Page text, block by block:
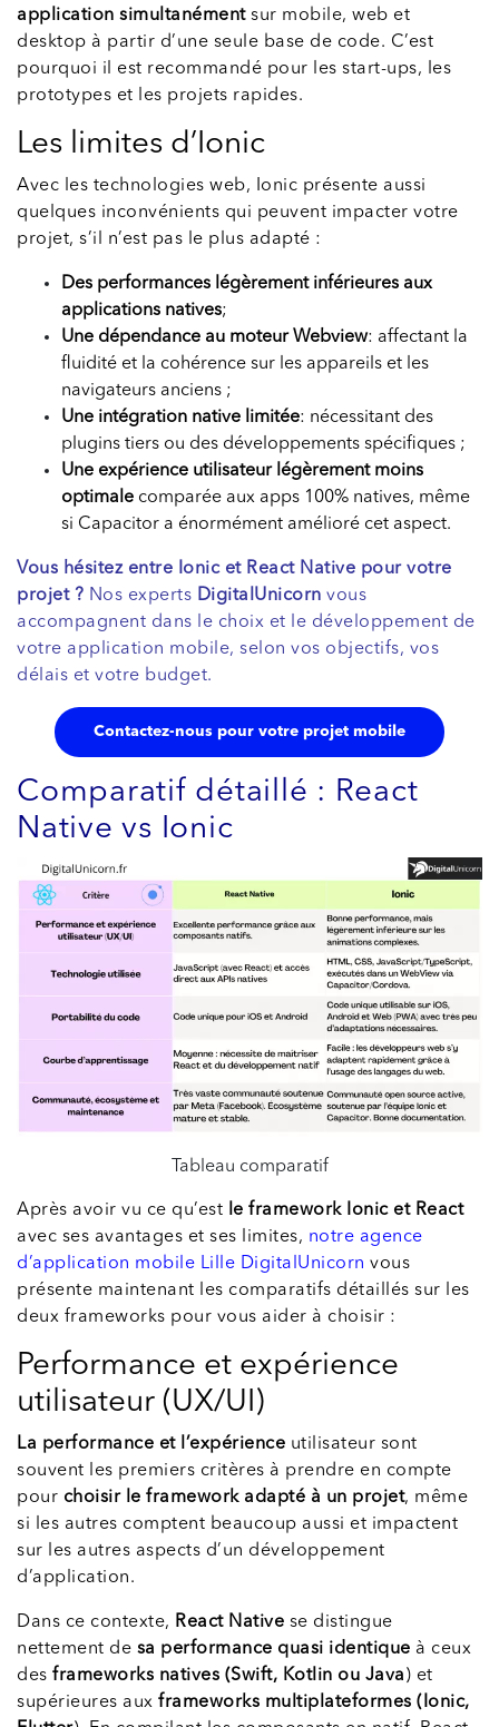
application simultanémentsur mobile, web et
desktop à partir d’une seule base de code. C’est
pourquoi il est recommandé pour les start-ups, les
prototypes et les projets rapides.
Les limites d’Ionic
Avec les technologies web, Ionic présente aussi
quelques inconvénients qui peuvent impacter votre
projet, s’il n’est pas le plus adapté :
Des performances légèrement inférieures aux
applications natives;
Une dépendance au moteur Webview: affectant la
fluidité et la cohérence sur les appareils et les
navigateurs anciens ;
Une intégration native limitée: nécessitant des
plugins tiers ou des développements spécifiques ;
Une expérience utilisateur légèrement moins
optimale comparée aux apps 100% natives, même
si Capacitor a énormément amélioré cet aspect.
Vous hésitez entre Ionic et React Native pour votre
projet ? Nos experts DigitalUnicorn vous
accompagnent dans le choix et le développement de
votre application mobile, selon vos objectifs, vos
délais et votre budget.
Contactez-nous pour votre projet mobile
Comparatif détaillé : React
Native vs Ionic
Tableau comparatif
Après avoir vu ce qu’est le framework Ionic et React
avec ses avantages et ses limites, notre agence
d’application mobile Lille DigitalUnicorn vous
présente maintenant les comparatifs détaillés sur les
deux frameworks pour vous aider à choisir :
Performance et expérience
utilisateur (UX/UI)
La performance et l’expérience utilisateur sont
souvent les premiers critères à prendre en compte
pour choisir le framework adapté à un projet, même
si les autres comptent beaucoup aussi et impactent
sur les autres aspects d’un développement
d’application.
Dans ce contexte, React Native se distingue
nettement de sa performance quasi identique à ceux
des frameworks natives (Swift, Kotlin ou Java) et
supérieures aux frameworks multiplateformes (Ionic,